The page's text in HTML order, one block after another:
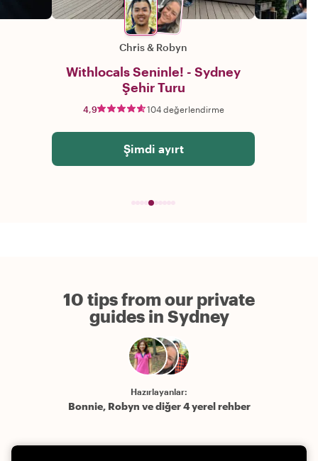
Chris& Robyn
Withlocals Seninle! - Sydney
Şehir Turu
4,9 104 değerlendirme
Şimdi ayırt
10 tips from our private
guides in Sydney
Hazırlayanlar:
Bonnie, Robyn ve diğer 4 yerel rehber